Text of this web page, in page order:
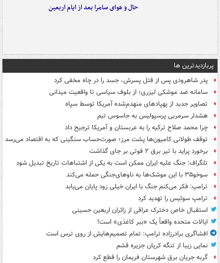
حال و هوای سامرا بعد از ایام اربعین
پربازدیدترین ها
پدر شاهرودی پس از قتل پسرش، جسد را در چاه مخفی کرد
سامانه ضد موشکی لیزری؛ از بلوف سیاسی تا واقعیت میدانی
تصاویر جدید از پهپادهای منهدم‌شده آمریکا توسط سپاه
هشدار سرمربی پرسپولیس به جاسوس تیم
چرا محمد صلاح ترکیه را به عربستان و آمریکا ترجیح داد
توقف طولانی کامیون‌ها پشت مرز؛ صورت‌حساب سنگینی که به اقتصاد می‌رسد
برخورد پراید با تیر برق ۲ فوتی بر جای گذاشت
تلگراف: جنگ علیه ایران ممکن است به یکی از اشتباهات تاریخ تبدیل شود
سوخو۳۵ با این موشک‌ها به ناوهای‌جنگی حمله می‌کند
ترامپ: فکر می‌کنم جنگ با ایران خیلی زود پایان می‌یابد
ترامپ سوئیس را تهدید کرد
استقبال خاص دخترک عراقی از زائران اربعین حسینی
ایالات متحده واقعاً یک «ببر کاغذی» است!
افشاگری برادرزاده ترامپ: تمام تصمیم‌هایش از روی ترس است
نمایی زیبا از تنگه کریان جزیره قشم
گربه جریان برق شهرستان فریمان را قطع کرد